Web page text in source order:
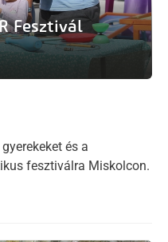
Fesztivál
és a
fesztiválra Miskolcon.